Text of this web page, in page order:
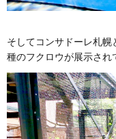
そしてコンサドーレ札
種のフクロウが展示され